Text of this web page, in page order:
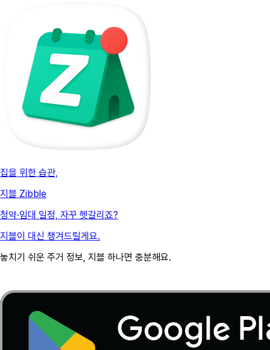
집을 위한 습관,
지블 Zibble
청약·임대 일정, 자꾸 헷갈리죠?
지블이 대신 챙겨드릴게요.
놓치기 쉬운 주거 정보, 지블 하나면 충분해요.